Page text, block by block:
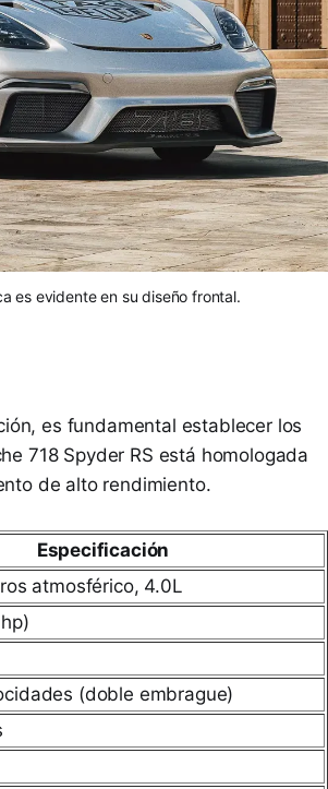
es evidente en su diseño frontal.
es fundamental establecer los
718 Spyder RS está homologada
de alto rendimiento.
Especificación
atmosférico, 4.0L
(doble embrague)